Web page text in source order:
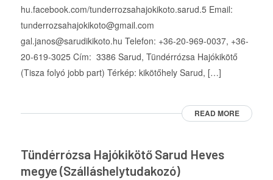
hu.facebook.com/tunderrozsahajokikoto.sarud.5 Email:
tunderrozsahajokikoto@gmail.com
gal.janos@sarudikikoto.hu Telefon: +36-20-969-0037, +36-
20-619-3025 Cím: 3386 Sarud, Tündérrózsa Hajókikötő
(Tisza folyó jobb part) Térkép: kikötőhely Sarud, […]
READ MORE
Tündérrózsa Hajókikötő Sarud Heves
megye (Szálláshelytudakozó)